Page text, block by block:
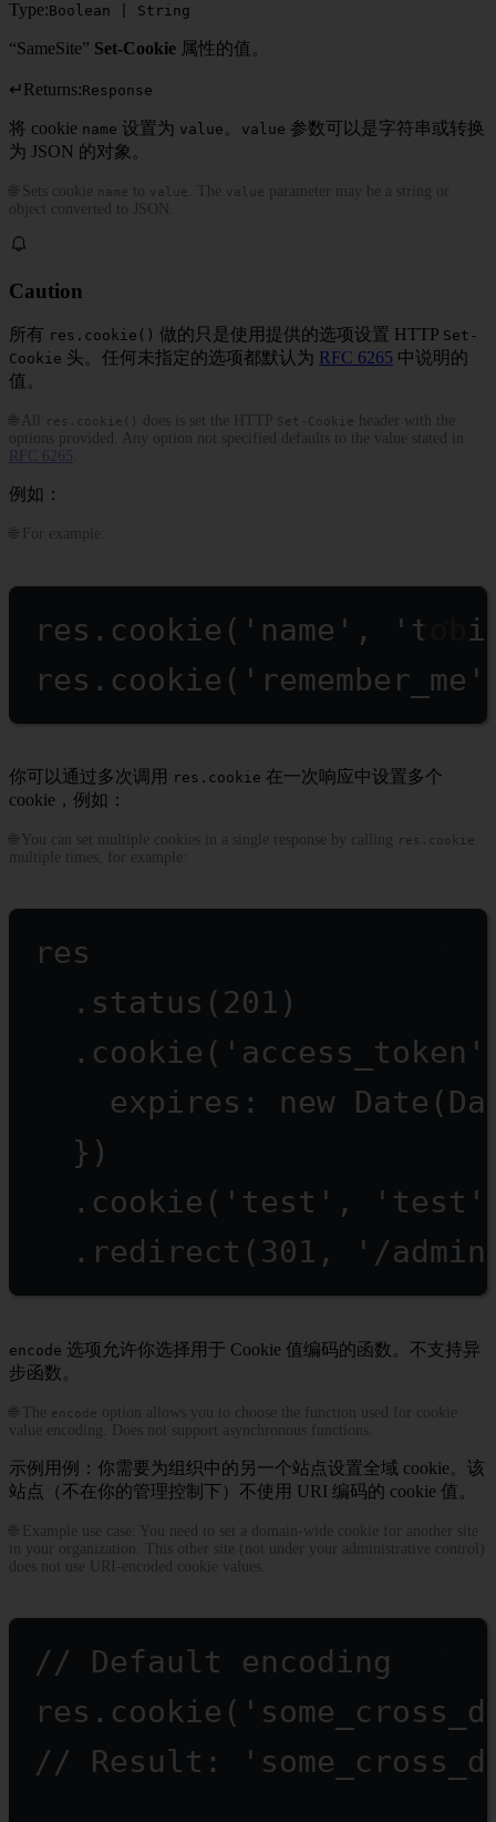
Type:Boolean | String
“SameSite” Set-Cookie 属性的值。
↵Returns:Response
将 cookie name 设置为 value 。 value 参数可以是字符串或转换
为 JSON 的对象。
🌐 Sets cookie name to value . The value parameter may be a string or
object converted to JSON.
Caution
所有 res.cookie() 做的只是使用提供的选项设置 HTTP Set-
Cookie 头。任何未指定的选项都默认为 RFC 6265 中说明的
值。
🌐 All res.cookie() does is set the HTTP Set-Cookie
header with the
options provided. Any option not specified defaults to the value stated in
RFC 6265
例如：
🌐 For example:
res. cookie ( 'name' ,
res. cookie ( 'remember_me'
你可以通过多次调用 res.cookie 在一次响应中设置多个
cookie，例如：
🌐 You can set multiple cookies in a single response by calling res.cookie
multiple times, for example:
res
. status ( 201 )
. cookie ( 'access_token'
expires:
new Date
})
. cookie ( 'test' , 'test'
. redirect ( 301 , '/
encode 选项允许你选择用于 Cookie 值编码的函数。不支持异
步函数。
🌐 The encode option allows you to choose the function used for cookie
value encoding. Does not support asynchronous functions.
示例用例：你需要为组织中的另一个站点设置全域 cookie。该
站点（不在你的管理控制下）不使用 URI 编码的 cookie 值。
🌐 Example use case: You need to set a domain-wide cookie for another site
in your organization. This other site (not under your administrative control)
does not use URI-encoded cookie values.
// Default encoding
res. cookie (
// Result: